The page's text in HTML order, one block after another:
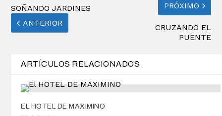
SOÑANDO JARDINES
ANTERIOR
PRÓXIMO
CRUZANDO EL
PUENTE
ARTÍCULOS RELACIONADOS
EL HOTEL DE MAXIMINO